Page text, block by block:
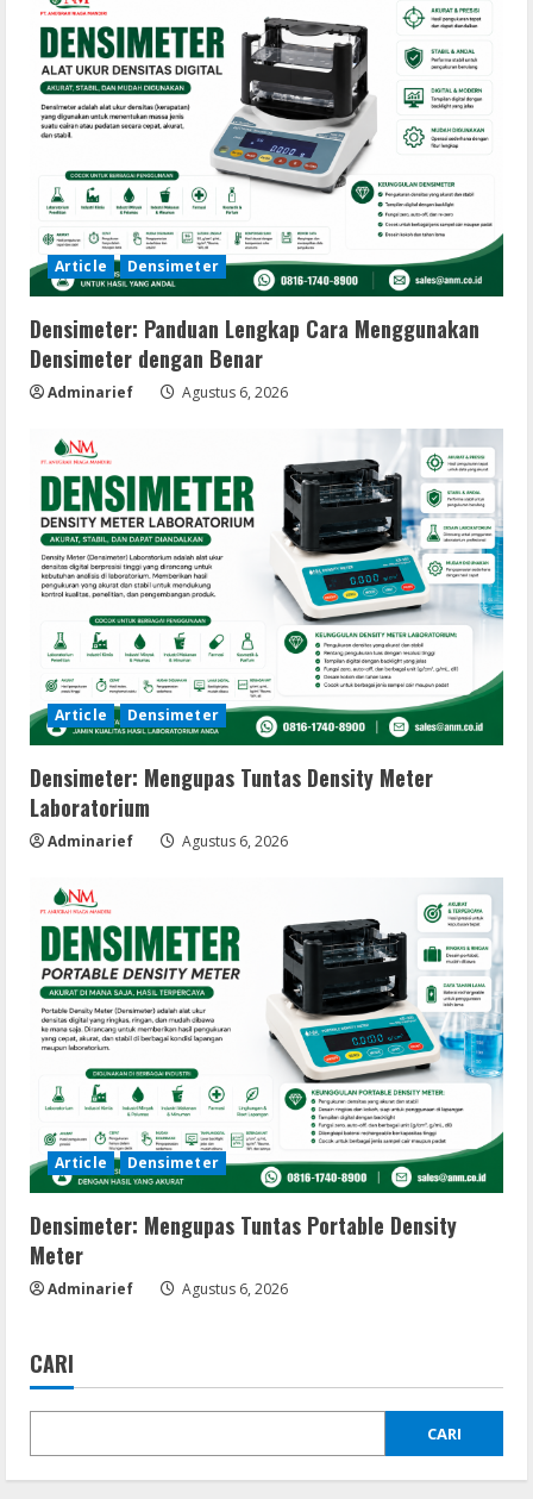
Article Densimeter
Densimeter: Panduan Lengkap Cara Menggunakan
Densimeter dengan Benar
Adminarief Agustus 6, 2026
Article Densimeter
Densimeter: Mengupas Tuntas Density Meter
Laboratorium
Adminarief Agustus 6, 2026
Article Densimeter
Densimeter: Mengupas Tuntas Portable Density
Meter
Adminarief Agustus 6, 2026
CARI
CARI